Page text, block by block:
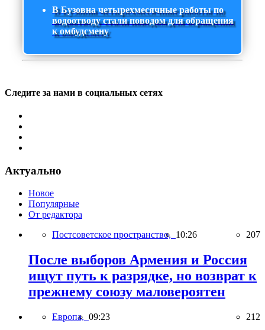
В Бузовна четырехмесячные работы по
водоотводу стали поводом для обращения
к омбудсмену
Следите за нами в социальных сетях
Актуально
Новое
Популярные
От редактора
Постсоветское пространство, 10:26 207
После выборов Армения и Россия
ищут путь к разрядке, но возврат к
прежнему союзу маловероятен
Европа, 09:23 212